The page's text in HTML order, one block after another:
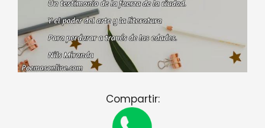
Compartir: